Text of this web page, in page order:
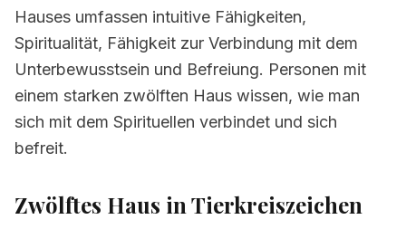
Hauses umfassen intuitive Fähigkeiten,
Spiritualität, Fähigkeit zur Verbindung mit dem
Unterbewusstsein und Befreiung. Personen mit
einem starken zwölften Haus wissen, wie man
sich mit dem Spirituellen verbindet und sich
befreit.
Zwölftes Haus in Tierkreiszeichen